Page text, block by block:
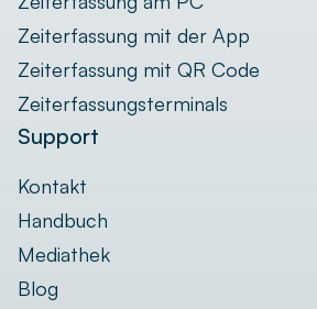
Zeiterfassung mit der App
Zeiterfassung mit QR Code
Zeiterfassungsterminals
Support
Kontakt
Handbuch
Mediathek
Blog